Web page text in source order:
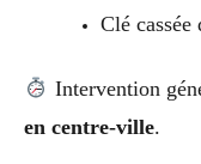
Clé cassée
Intervention
en centre-ville.